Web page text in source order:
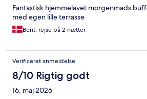
Fantastisk hjemmelavet morgenmads
med egen lille terrasse
Bent, rejse på 2 nætter
Verificeret anmeldelse
8/10 Rigtig godt
16. maj 2026